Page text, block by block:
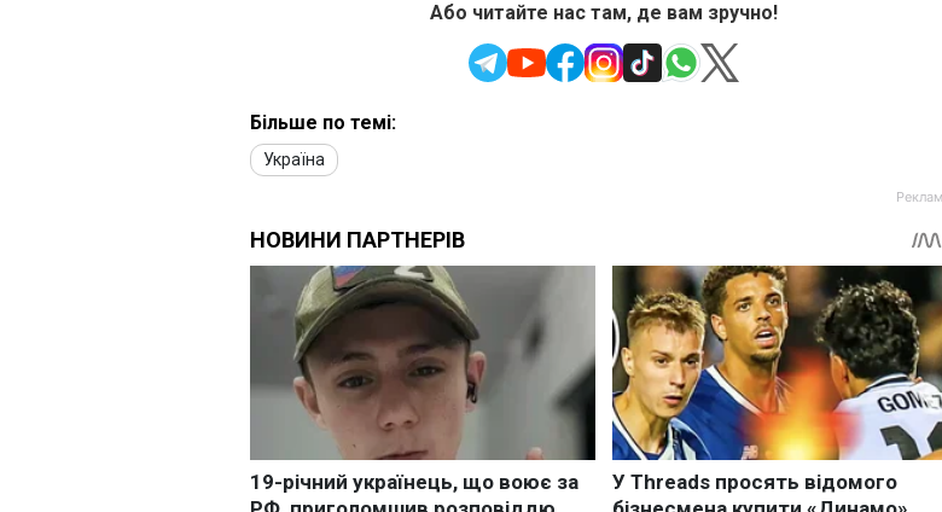
Або читайте нас там, де вам зручно!
Більше по темі:
Україна